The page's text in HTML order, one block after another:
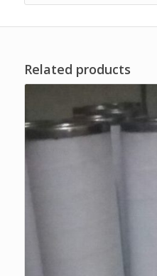
Related products